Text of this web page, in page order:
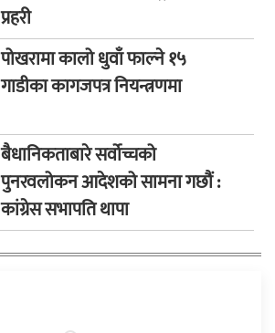
प्रहरी
पोखरामा कालो धुवाँ फाल्ने १५
गाडीका कागजपत्र नियन्त्रणमा
बैधानिकताबारे सर्वोच्चको
पुनरवलोकन आदेशको सामना गछौं :
कांग्रेस सभापति थापा